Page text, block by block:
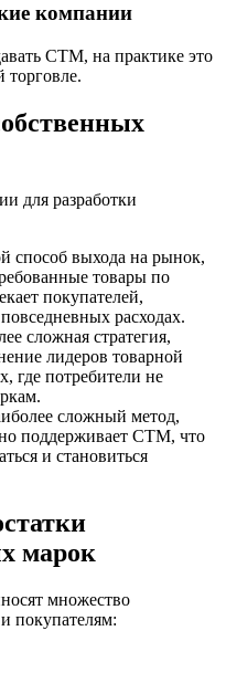
компании
СТМ, на практике это
торговле.
для разработки
способ выхода на рынок,
товары по
покупателей,
расходах.
сложная стратегия,
лидеров товарной
где потребители не
сложный метод,
поддерживает СТМ, что
и становиться
марок
множество
покупателям: